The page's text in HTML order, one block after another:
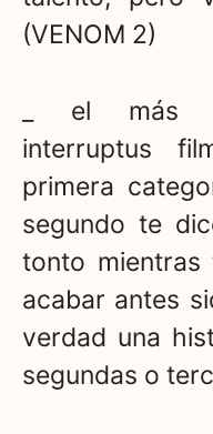
(VENOM 2)
_ el más
interruptus
primera
segundo te
tonto
acabar antes
verdad una
segundas o